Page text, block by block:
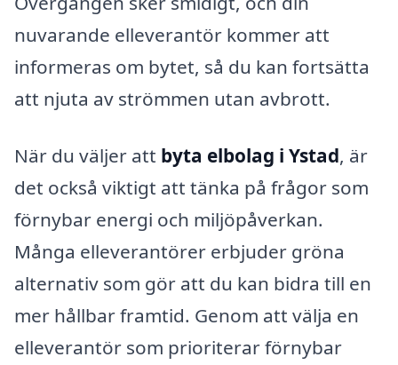
nuvarande elleverantör kommer att
informeras om bytet, så du kan fortsätta
att njuta av strömmen utan avbrott.
När du väljer att byta elbolag i Ystad, är
det också viktigt att tänka på frågor som
förnybar energi och miljöpåverkan.
Många elleverantörer erbjuder gröna
alternativ som gör att du kan bidra till en
mer hållbar framtid. Genom att välja en
elleverantör som prioriterar förnybar